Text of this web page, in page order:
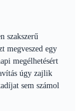
szakszerű
megveszed egy
megélhetésért
úgy zajlik
sem számol